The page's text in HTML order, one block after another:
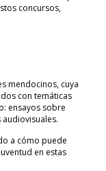
concursos,
mendocinos, cuya
con temáticas
ensayos sobre
a cómo puede
en estas